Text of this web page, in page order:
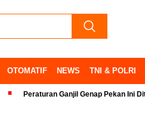
OTOMATIF NEWS TNI & POLRI
Ganjil Genap Pekan Ini Ditiadakan